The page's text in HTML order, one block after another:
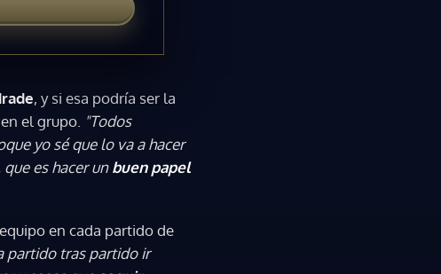
, y si esa podría ser la
el grupo. "Todos
yo sé que lo va a hacer
es hacer unbuen papel
en cada partido de
partido tras partido ir